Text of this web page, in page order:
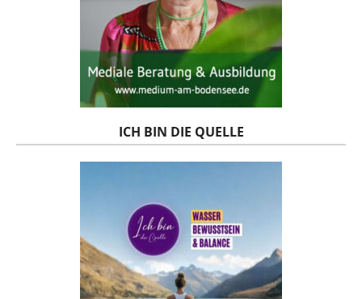
ICH BIN DIE QUELLE